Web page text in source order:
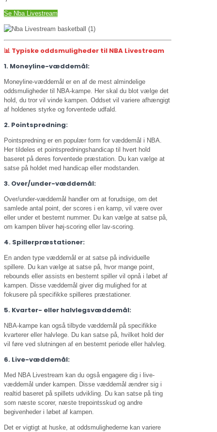
Se Nba Livestream
📊 Typiske oddsmuligheder til NBA Livestream
1. Moneyline-væddemål:
Moneyline-væddemål er en af de mest almindelige
oddsmuligheder til NBA-kampe. Her skal du blot vælge det
hold, du tror vil vinde kampen. Oddset vil variere afhængigt
af holdenes styrke og forventede udfald.
2. Pointspredning:
Pointspredning er en populær form for væddemål i NBA.
Her tildeles et pointspredningshandicap til hvert hold
baseret på deres forventede præstation. Du kan vælge at
satse på holdet med handicap eller modstanden.
3. Over/under-væddemål:
Over/under-væddemål handler om at forudsige, om det
samlede antal point, der scores i en kamp, vil være over
eller under et bestemt nummer. Du kan vælge at satse på,
om kampen bliver høj-scoring eller lav-scoring.
4. Spillerpræstationer:
En anden type væddemål er at satse på individuelle
spillere. Du kan vælge at satse på, hvor mange point,
rebounds eller assists en bestemt spiller vil opnå i løbet af
kampen. Disse væddemål giver dig mulighed for at
fokusere på specifikke spilleres præstationer.
5. Kvarter- eller halvlegsvæddemål:
NBA-kampe kan også tilbyde væddemål på specifikke
kvarterer eller halvlege. Du kan satse på, hvilket hold der
vil føre ved slutningen af en bestemt periode eller halvleg.
6. Live-væddemål:
Med NBA Livestream kan du også engagere dig i live-
væddemål under kampen. Disse væddemål ændrer sig i
realtid baseret på spillets udvikling. Du kan satse på ting
som næste scorer, næste trepointsskud og andre
begivenheder i løbet af kampen.
Det er vigtigt at huske, at oddsmulighederne kan variere